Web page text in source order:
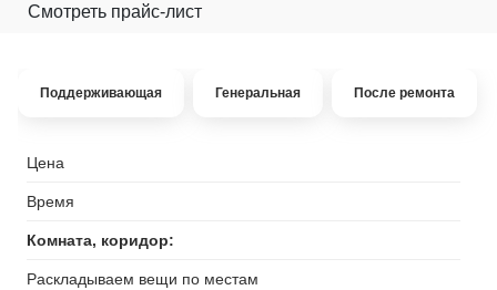
Смотреть прайс-лист
Поддерживающая Генеральная После ремонта
Цена
Время
Комната, коридор:
Раскладываем вещи по местам